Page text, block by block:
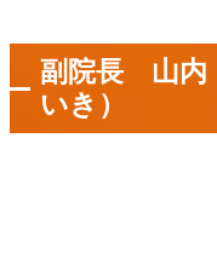
副院長 山
いき）